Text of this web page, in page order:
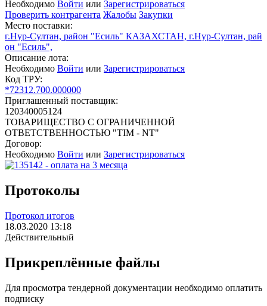
Необходимо Войти или Зарегистрироваться
Проверить контрагента Жалобы Закупки
Место поставки:
г.Нур-Султан, район "Есиль" КАЗАХСТАН, г.Нур-Султан, рай
он "Есиль",
Описание лота:
Необходимо Войти или Зарегистрироваться
Код ТРУ:
*72312.700.000000
Приглашенный поставщик:
120340005124
ТОВАРИЩЕСТВО С ОГРАНИЧЕННОЙ
ОТВЕТСТВЕННОСТЬЮ "TIM - NT"
Договор:
Необходимо Войти или Зарегистрироваться
Протоколы
Протокол итогов
18.03.2020 13:18
Действительный
Прикреплённые файлы
Для просмотра тендерной документации необходимо оплатить
подписку